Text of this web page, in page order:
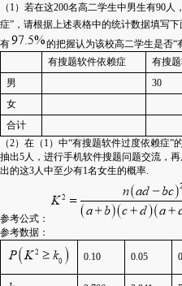
（ 1 ）若在这200名高二学生中男生有90 人
症”，请根据上述表格中的统计数据填写下
有
的把握认为该校高二学生是否“
有搜题软件依赖症
有搜
男
30
女
合计
（2）在（ 1 ）中“有搜题软件过度依赖症”
抽出5 人，进行手机软件搜题问题交流，
出的这3 人中至少有1名女生的概率
参考公式：
参考数据：
0.10 0.05